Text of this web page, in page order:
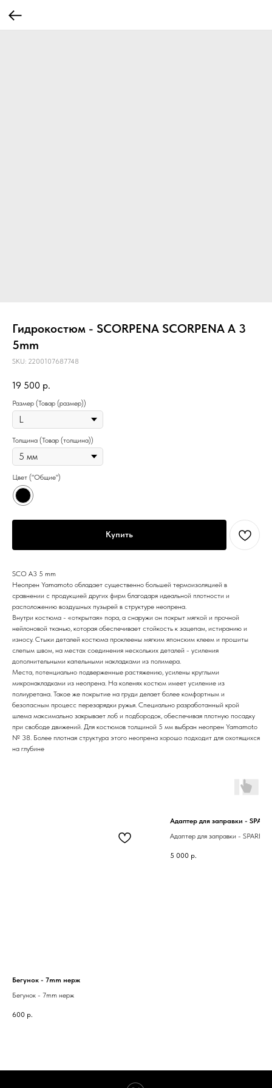
Гидрокостюм - SCORPENA SCORPENA A 3
5mm
SKU: 2200107687748
19 500 р.
Размер (Товар (размер))
Толщина (Товар (толщина))
Цвет ("Общие")
Купить
SCO A3 5 mm
Неопрен Yamamoto обладает существенно большей термоизоляцией в
сравнении с продукцией других фирм благодаря идеальной плотности и
расположению воздушных пузырей в структуре неопрена.
Внутри костюма - «открытая» пора, а снаружи он покрыт мягкой и прочной
нейлоновой тканью, которая обеспечивает стойкость к зацепам, истиранию и
износу. Стыки деталей костюма проклеены мягким японским клеем и прошиты
слепым швом, на местах соединения нескольких деталей - усиления
дополнительными капельными накладками из полимера.
Места, потенциально подверженные растяжению, усилены круглыми
микронакладками из неопрена. На коленях костюм имеет усиление из
полиуретана. Такое же покрытие на груди делает более комфортным и
безопасным процесс перезарядки ружья. Специально разработанный крой
шлема максимально закрывает лоб и подбородок, обеспечивая плотную посадку
при свободе движений. Для костюмов толщиной 5 мм выбран неопрен Yamamoto
№ 38. Более плотная структура этого неопрена хорошо подходит для охотящихся
на глубине
Бегунок - 7mm нерж
Бегунок - 7mm нерж
600 р.
Адаптер для заправки - SPARE
Адаптер для заправки - SPARE
5 000 р.